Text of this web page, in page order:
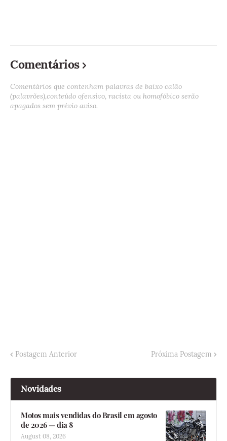
Comentários
Comentários que contenham palavras de baixo calão
(palavrões),conteúdo ofensivo, racista ou homofóbico serão
apagados sem prévio aviso.
Postagem Anterior Próxima Postagem
Novidades
Motos mais vendidas do Brasil em agosto
de 2026 — dia 8
August 08, 2026